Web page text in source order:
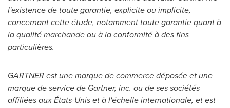
l'existence de toute garantie, explicite ou implicite,
concernant cette étude, notamment toute garantie quant à
la qualité marchande ou à la conformité à des fins
particulières.
GARTNER est une marque de commerce déposée et une
marque de service de Gartner, inc. ou de ses sociétés
affiliées aux États-Unis et à l'échelle internationale, et est